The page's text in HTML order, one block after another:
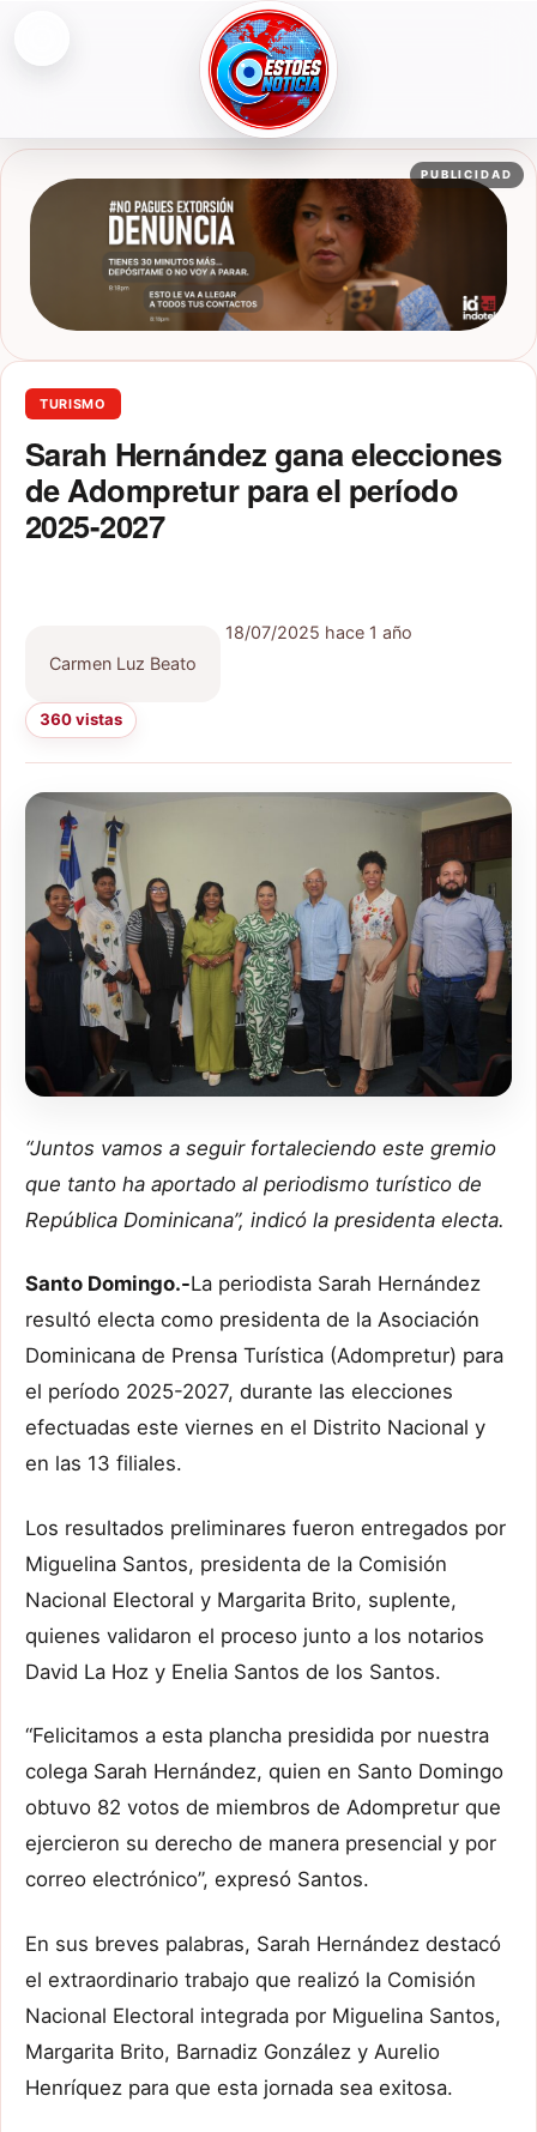
ESTOESNOTICIA|NOTICIAS
PUBLICIDAD
TURISMO
Sarah Hernández gana elecciones
de Adompretur para el período
2025-2027
Carmen Luz Beato
18/07/2025 hace 1 año
360 vistas
“Juntos vamos a seguir fortaleciendo este gremio
que tanto ha aportado al periodismo turístico de
República Dominicana”, indicó la presidenta electa.
Santo Domingo.-La periodista Sarah Hernández
resultó electa como presidenta de la Asociación
Dominicana de Prensa Turística (Adompretur) para
el período 2025-2027, durante las elecciones
efectuadas este viernes en el Distrito Nacional y
en las 13 filiales.
Los resultados preliminares fueron entregados por
Miguelina Santos, presidenta de la Comisión
Nacional Electoral y Margarita Brito, suplente,
quienes validaron el proceso junto a los notarios
David La Hoz y Enelia Santos de los Santos.
“Felicitamos a esta plancha presidida por nuestra
colega Sarah Hernández, quien en Santo Domingo
obtuvo 82 votos de miembros de Adompretur que
ejercieron su derecho de manera presencial y por
correo electrónico”, expresó Santos.
En sus breves palabras, Sarah Hernández destacó
el extraordinario trabajo que realizó la Comisión
Nacional Electoral integrada por Miguelina Santos,
Margarita Brito, Barnadiz González y Aurelio
Henríquez para que esta jornada sea exitosa.